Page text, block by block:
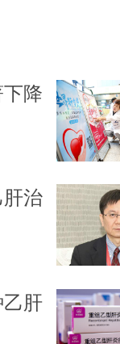
降
治
肝